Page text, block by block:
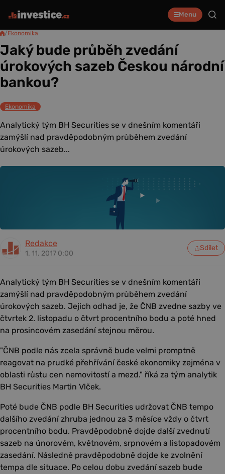
Menu
/Ekonomika
Jaký bude průběh zvedání
úrokových sazeb Českou národní
bankou?
Ekonomika
Analytický tým BH Securities se v dnešním komentáři
zamýšlí nad pravděpodobným průběhem zvedání
úrokových sazeb...
Redakce
1. 11. 2017 0:00
Sdílet
Analytický tým BH Securities se v dnešním komentáři
zamýšlí nad pravděpodobným průběhem zvedání
úrokových sazeb. Jejich odhad je, že ČNB zvedne sazby ve
čtvrtek 2. listopadu o čtvrt procentního bodu a poté hned
na prosincovém zasedání stejnou měrou.
"ČNB podle nás zcela správně bude velmi promptně
reagovat na prudké přehřívání české ekonomiky zejména v
oblasti růstu cen nemovitostí a mezd." říká za tým analytik
BH Securities Martin Vlček.
Poté bude ČNB podle BH Securities udržovat ČNB tempo
dalšího zvedání zhruba jednou za 3 měsíce vždy o čtvrt
procentního bodu. Pravděpodobně dojde další zvednutí
sazeb na únorovém, květnovém, srpnovém a listopadovém
zasedání. Následně pravděpodobně dojde ke zvolnění
tempa dle situace. Po celou dobu zvedání sazeb bude